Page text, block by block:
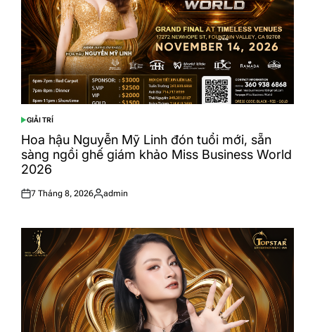
POSTED
IN
GIẢI TRÍ
Hoa hậu Nguyễn Mỹ Linh đón tuổi mới, sẵn
sàng ngồi ghế giám khảo Miss Business World
2026
Posted
7 Tháng 8, 2026
Posted
admin